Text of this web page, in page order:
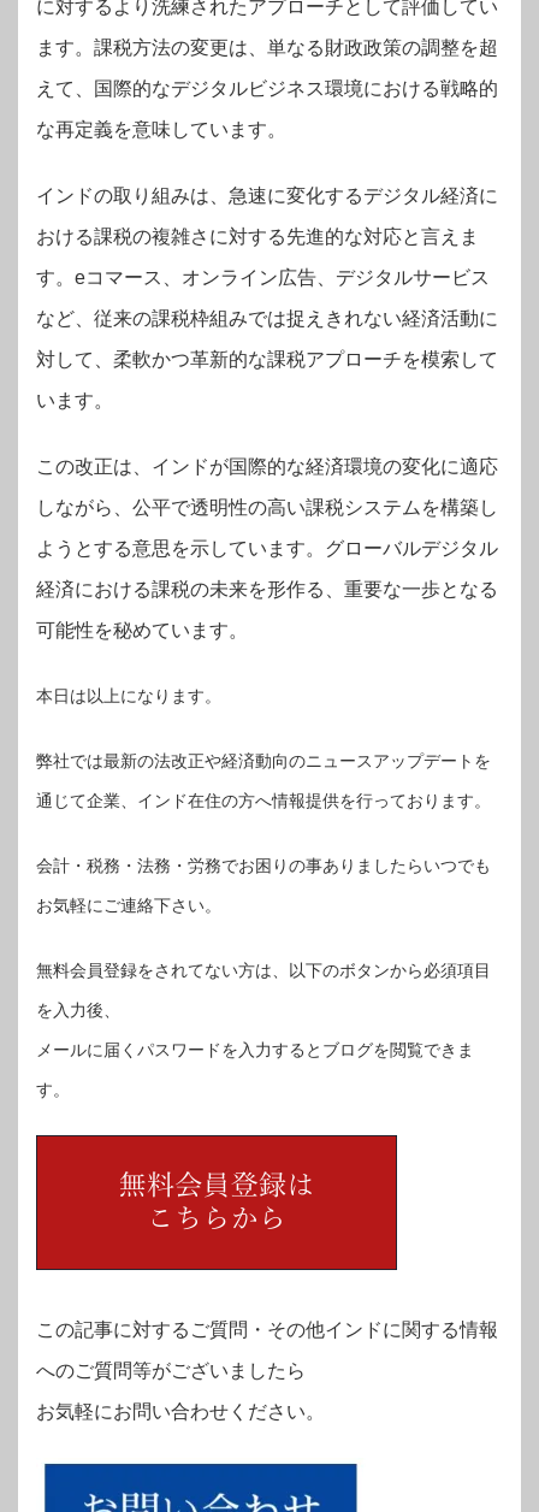
に対するより洗練されたアプローチとして評価してい
ます。課税方法の変更は、単なる財政政策の調整を超
えて、国際的なデジタルビジネス環境における戦略的
な再定義を意味しています。
インドの取り組みは、急速に変化するデジタル経済に
おける課税の複雑さに対する先進的な対応と言えま
す。eコマース、オンライン広告、デジタルサービス
など、従来の課税枠組みでは捉えきれない経済活動に
対して、柔軟かつ革新的な課税アプローチを模索して
います。
この改正は、インドが国際的な経済環境の変化に適応
しながら、公平で透明性の高い課税システムを構築し
ようとする意思を示しています。グローバルデジタル
経済における課税の未来を形作る、重要な一歩となる
可能性を秘めています。
本日は以上になります。
弊社では最新の法改正や経済動向のニュースアップデートを
通じて企業、インド在住の方へ情報提供を行っております。
会計・税務・法務・労務でお困りの事ありましたらいつでも
お気軽にご連絡下さい。
無料会員登録をされてない方は、以下のボタンから必須項目
を入力後、
メールに届くパスワードを入力するとブログを閲覧できま
す。
この記事に対するご質問・その他インドに関する情報
へのご質問等がございましたら
お気軽にお問い合わせください。